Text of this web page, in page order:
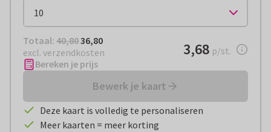
Totaal: € 36,80
Totaal: 40,8036,80
excl. verzendkosten
€ 3,68per stuk
3,68 p/st.
Bereken je prijs
Bewerk je kaart
Deze kaart is volledig te personaliseren
Meer kaarten = meer korting